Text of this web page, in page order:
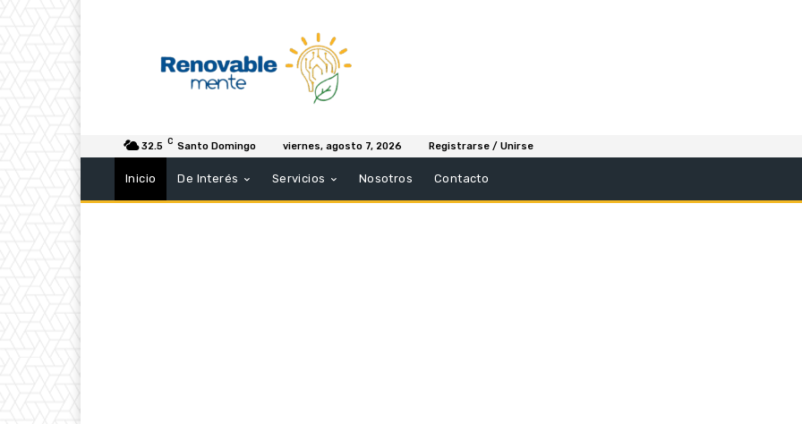
32.5 C Santo Domingo viernes, agosto 7, 2026 Registrarse / Unirse
Inicio De Interés Servicios Nosotros Contacto